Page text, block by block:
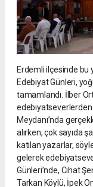
Erdemli ilçesinde bu
Edebiyat Günleri,
tamamlandı. İlber
edebiyatseverlerden
Meydanı’nda
alırken, çok sayıda
katılan yazarlar,
gelerek
Günleri’nde, Cihat
Tarkan Köylü, İpek